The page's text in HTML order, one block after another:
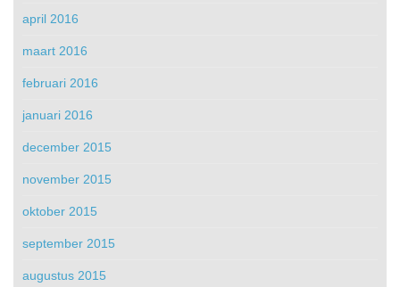
april 2016
maart 2016
februari 2016
januari 2016
december 2015
november 2015
oktober 2015
september 2015
augustus 2015